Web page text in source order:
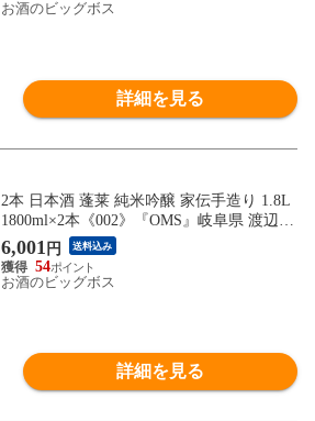
お酒のビッグボス
詳細を見る
2本 日本酒 蓬莱 純米吟醸 家伝手造り 1.8L
1800ml×2本《002》『OMS』岐阜県 渡辺酒
造店
6,001 円 送料込み
54
お酒のビッグボス
詳細を見る